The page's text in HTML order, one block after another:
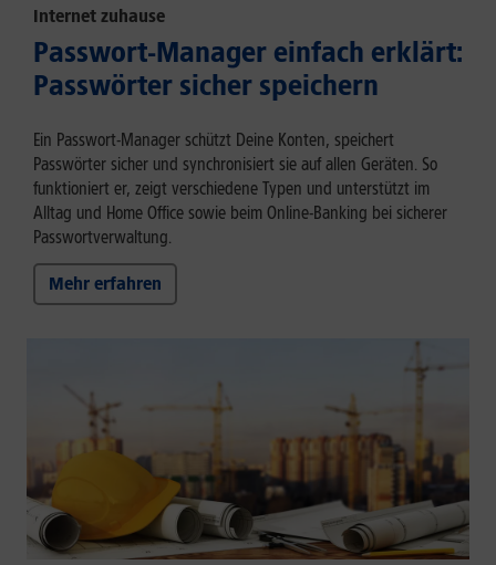
Internet zuhause
Passwort-Manager einfach erklärt:
Passwörter sicher speichern
Ein Passwort-Manager schützt Deine Konten, speichert
Passwörter sicher und synchronisiert sie auf allen Geräten. So
funktioniert er, zeigt verschiedene Typen und unterstützt im
Alltag und Home Office sowie beim Online-Banking bei sicherer
Passwortverwaltung.
Mehr erfahren